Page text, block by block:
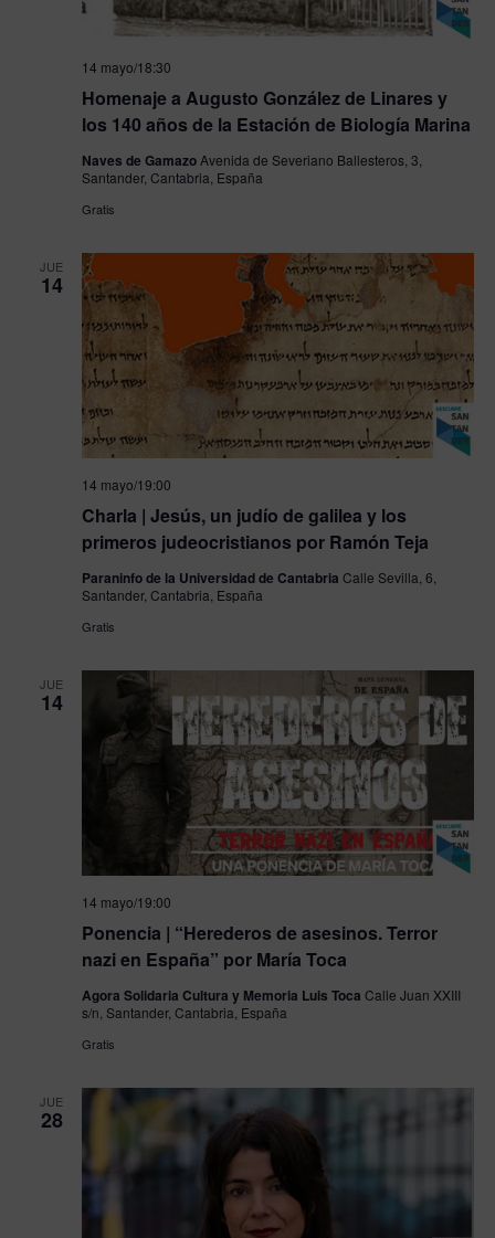
Homenaje a Augusto González de Linares y
los 140 años de la Estación de Biología Marina
14 mayo/18:30
Naves de Gamazo Avenida de Severiano Ballesteros, 3,
Santander, Cantabria, España
Gratis
JUE
14
Charla | Jesús, un judío de galilea y los
primeros judeocristianos por Ramón Teja
14 mayo/19:00
Paraninfo de la Universidad de Cantabria Calle Sevilla, 6,
Santander, Cantabria, España
Gratis
JUE
14
Ponencia | “Herederos de asesinos. Terror
nazi en España” por María Toca
14 mayo/19:00
Agora Solidaria Cultura y Memoria Luis Toca Calle Juan XXIII
s/n, Santander, Cantabria, España
Gratis
JUE
28